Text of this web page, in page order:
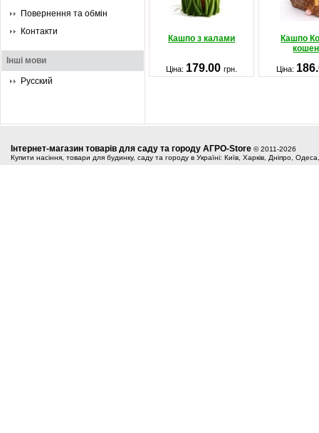
Повернення та обмін
Контакти
Інші мови
Русский
Кашпо з калами
Кашпо
Ціна: 179.00 грн. Ціна:
Інтернет-магазин товарів для саду та городу АГРО-Store © 2011-2026
Купити насіння, товари для будинку, саду та городу в Україні: Київ, Харків, Дніпро,